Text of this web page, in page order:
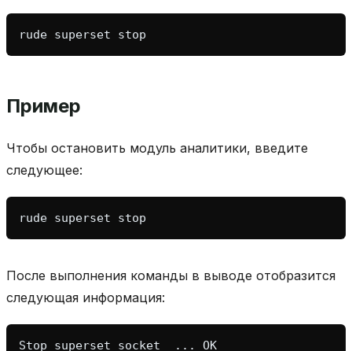
rude superset
Пример
Чтобы остановить модуль аналитики, введите
следующее:
rude superset
После выполнения команды в выводе отобразится
следующая информация: